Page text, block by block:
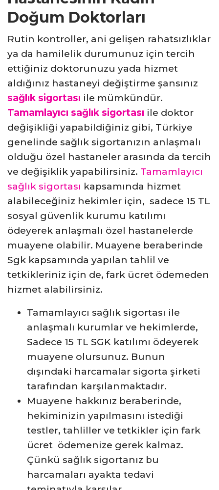
Doğum Doktorları
Rutin kontroller, ani gelişen rahatsızlıklar
ya da hamilelik durumunuz için tercih
ettiğiniz doktorunuzu yada hizmet
aldığınız hastaneyi değiştirme şansınız
sağlık sigortası ile mümkündür.
Tamamlayıcı sağlık sigortası ile doktor
değişikliği yapabildiğiniz gibi, Türkiye
genelinde sağlık sigortanızın anlaşmalı
olduğu özel hastaneler arasında da tercih
ve değişiklik yapabilirsiniz. Tamamlayıcı
sağlık sigortası kapsamında hizmet
alabileceğiniz hekimler için, sadece 15 TL
sosyal güvenlik kurumu katılımı
ödeyerek anlaşmalı özel hastanelerde
muayene olabilir. Muayene beraberinde
Sgk kapsamında yapılan tahlil ve
tetkikleriniz için de, fark ücret ödemeden
hizmet alabilirsiniz.
Tamamlayıcı sağlık sigortası ile
anlaşmalı kurumlar ve hekimlerde,
Sadece 15 TL SGK katılımı ödeyerek
muayene olursunuz. Bunun
dışındaki harcamalar sigorta şirketi
tarafından karşılanmaktadır.
Muayene hakkınız beraberinde,
hekiminizin yapılmasını istediği
testler, tahliller ve tetkikler için fark
ücret ödemenize gerek kalmaz.
Çünkü sağlık sigortanız bu
harcamaları ayakta tedavi